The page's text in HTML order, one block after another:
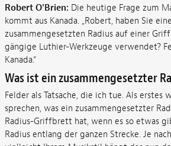
Robert O'Brien: Die heutige Frage zum
kommt aus Kanada. „Robert, haben Sie
zusammengesetzten Radius auf einer
gängige Luthier-Werkzeuge verwendet?
Kanada.“
Was ist ein zusammengesetzter
Felder als Tatsache, die ich tue. Als erstes
sprechen, was ein zusammengesetzter
Radius-Griffbrett hat, wenn es so etwas
Radius entlang der ganzen Strecke. Je